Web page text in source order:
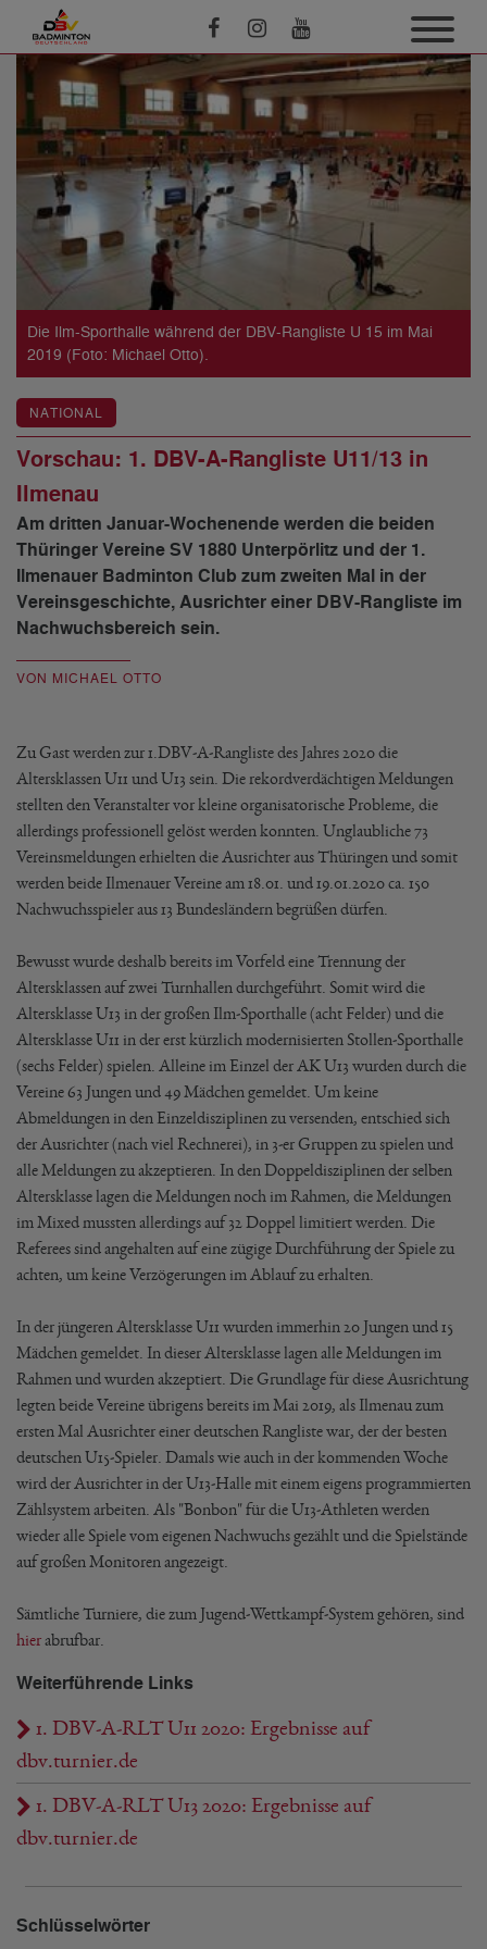
Die Ilm-Sporthalle während der DBV-Rangliste U 15 im Mai
2019 (Foto: Michael Otto).
NATIONAL
Vorschau: 1. DBV-A-Rangliste U11/13 in
Ilmenau
Am dritten Januar-Wochenende werden die beiden
Thüringer Vereine SV 1880 Unterpörlitz und der 1.
Ilmenauer Badminton Club zum zweiten Mal in der
Vereinsgeschichte, Ausrichter einer DBV-Rangliste im
Nachwuchsbereich sein.
VON MICHAEL OTTO
Zu Gast werden zur 1.DBV-A-Rangliste des Jahres 2020 die
Altersklassen U11 und U13 sein. Die rekordverdächtigen Meldungen
stellten den Veranstalter vor kleine organisatorische Probleme, die
allerdings professionell gelöst werden konnten. Unglaubliche 73
Vereinsmeldungen erhielten die Ausrichter aus Thüringen und somit
werden beide Ilmenauer Vereine am 18.01. und 19.01.2020 ca. 150
Nachwuchsspieler aus 13 Bundesländern begrüßen dürfen.
Bewusst wurde deshalb bereits im Vorfeld eine Trennung der
Altersklassen auf zwei Turnhallen durchgeführt. Somit wird die
Altersklasse U13 in der großen Ilm-Sporthalle (acht Felder) und die
Altersklasse U11 in der erst kürzlich modernisierten Stollen-Sporthalle
(sechs Felder) spielen. Alleine im Einzel der AK U13 wurden durch die
Vereine 63 Jungen und 49 Mädchen gemeldet. Um keine
Abmeldungen in den Einzeldisziplinen zu versenden, entschied sich
der Ausrichter (nach viel Rechnerei), in 3-er Gruppen zu spielen und
alle Meldungen zu akzeptieren. In den Doppeldisziplinen der selben
Altersklasse lagen die Meldungen noch im Rahmen, die Meldungen
im Mixed mussten allerdings auf 32 Doppel limitiert werden. Die
Referees sind angehalten auf eine zügige Durchführung der Spiele zu
achten, um keine Verzögerungen im Ablauf zu erhalten.
In der jüngeren Altersklasse U11 wurden immerhin 20 Jungen und 15
Mädchen gemeldet. In dieser Altersklasse lagen alle Meldungen im
Rahmen und wurden akzeptiert. Die Grundlage für diese Ausrichtung
legten beide Vereine übrigens bereits im Mai 2019, als Ilmenau zum
ersten Mal Ausrichter einer deutschen Rangliste war, der der besten
deutschen U15-Spieler. Damals wie auch in der kommenden Woche
wird der Ausrichter in der U13-Halle mit einem eigens programmierten
Zählsystem arbeiten. Als "Bonbon" für die U13-Athleten werden
wieder alle Spiele vom eigenen Nachwuchs gezählt und die Spielstände
auf großen Monitoren angezeigt.
Sämtliche Turniere, die zum Jugend-Wettkampf-System gehören, sind
hierabrufbar.
Weiterführende Links
1. DBV-A-RLT U11 2020: Ergebnisse auf
dbv.turnier.de
1. DBV-A-RLT U13 2020: Ergebnisse auf
dbv.turnier.de
Schlüsselwörter